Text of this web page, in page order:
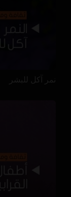
نمر آكل للبشر